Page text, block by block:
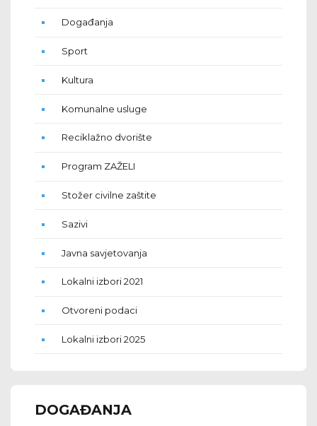
Događanja
Sport
Kultura
Komunalne usluge
Reciklažno dvorište
Program ZAŽELI
Stožer civilne zaštite
Sazivi
Javna savjetovanja
Lokalni izbori 2021
Otvoreni podaci
Lokalni izbori 2025
DOGAĐANJA